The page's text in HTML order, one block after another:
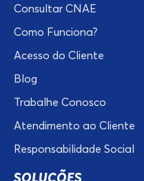
Consultar CNAE
Como Funciona?
Acesso do Cliente
Blog
Trabalhe Conosco
Atendimento ao Cliente
Responsabilidade Social
SOLUÇÕES